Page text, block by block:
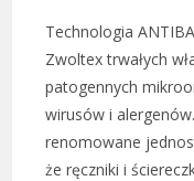
Technologia
Zwoltex trwałych
patogennych
wirusów i
renomowane
że ręczniki i